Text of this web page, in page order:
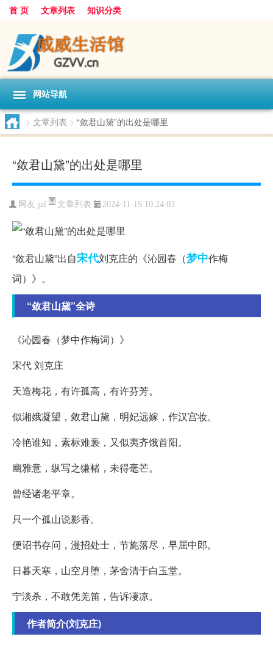
首 页 文章列表 知识分类
网站导航
> 文章列表 > “敛君山黛”的出处是哪里
“敛君山黛”的出处是哪里
网友:jzl 文章列表 2024-11-19 10:24:03
“敛君山黛”出自宋代刘克庄的《沁园春（梦中作梅
词）》。
“敛君山黛”全诗
《沁园春（梦中作梅词）》
宋代 刘克庄
天造梅花，有许孤高，有许芬芳。
似湘娥凝望，敛君山黛，明妃远嫁，作汉宫妆。
冷艳谁知，素标难亵，又似夷齐饿首阳。
幽雅意，纵写之缣楮，未得毫芒。
曾经诸老平章。
只一个孤山说影香。
便诏书存问，漫招处士，节旄落尽，早屈中郎。
日暮天寒，山空月堕，茅舍清于白玉堂。
宁淡杀，不敢凭羌笛，告诉凄凉。
作者简介(刘克庄)